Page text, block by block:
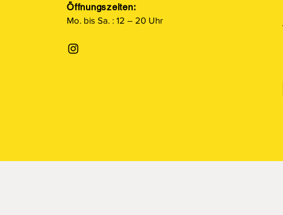
Öffnungszeiten:
Mo. bis Sa. : 12 – 20 Uhr